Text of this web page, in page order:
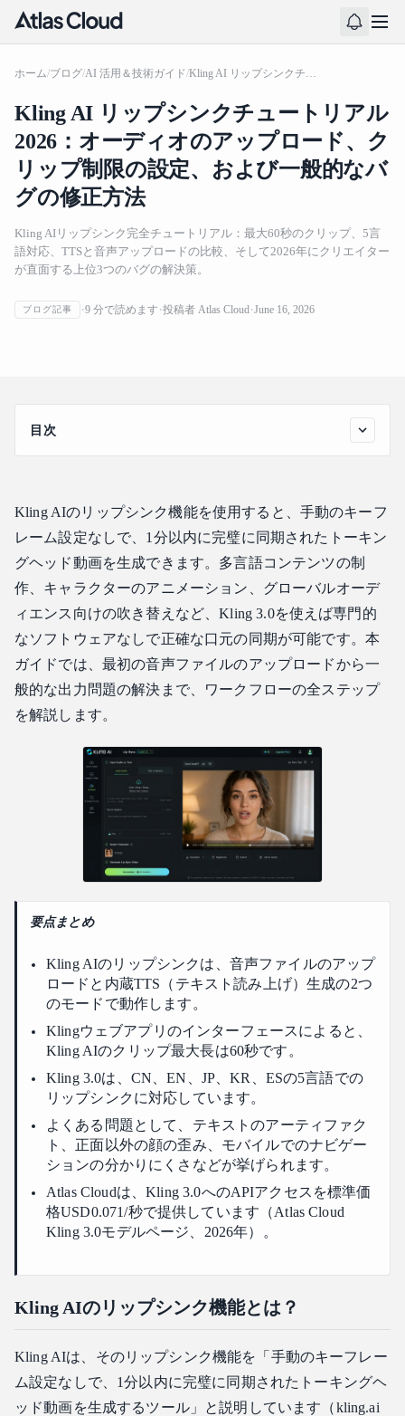
ホーム/ブログ/AI 活用＆技術ガイド/ Kling AI リップシンクチュートリアル 2026：オーディオのアップロード、クリップ制限の設定、および一般的なバグの修正方法
Kling AI リップシンクチュートリアル
2026：オーディオのアップロード、ク
リップ制限の設定、および一般的なバ
グの修正方法
Kling AIリップシンク完全チュートリアル：最大60秒のクリップ、5言
語対応、TTSと音声アップロードの比較、そして2026年にクリエイター
が直面する上位3つのバグの解決策。
ブログ記事 9 分で読めます 投稿者 Atlas Cloud June 16, 2026
Kling AI リップシンクチュートリアル 2026：オーディオ
のアップロード、クリップ制限の設定、および一般的な
目次
Kling AIのリップシンク機能とは？
イ・ステップ
Kling AIのクリップ最大長と入力要件
Kling AIリップシンク機能：言語、モード、およびKling
3.0の改良点
Kling 3.0における複数キャラクターの対話
よくあるKlingリップシンクの問題を解決する
Atlas Cloud APIとの統合
よくある質問
Kling AIはリップシンクができますか？
Kling AIのリップシンクは無料ですか？
Kling AIのリップシンクのクリップ最大長は？
Kling AIリップシンクはどの言語をサポートしていますか？
Kling AIリップシンクはモバイルで動作しますか？
Kling AIのリップシンク機能を使用すると、手動のキーフ
レーム設定なしで、1分以内に完璧に同期されたトーキン
グヘッド動画を生成できます。多言語コンテンツの制
作、キャラクターのアニメーション、グローバルオーデ
ィエンス向けの吹き替えなど、Kling 3.0を使えば専門的
なソフトウェアなしで正確な口元の同期が可能です。本
ガイドでは、最初の音声ファイルのアップロードから一
般的な出力問題の解決まで、ワークフローの全ステップ
を解説します。
要点まとめ
Kling AIのリップシンクは、音声ファイルのアップ
ロードと内蔵TTS（テキスト読み上げ）生成の2つ
のモードで動作します。
Klingウェブアプリのインターフェースによると、
Kling AIのクリップ最大長は60秒です。
Kling 3.0は、CN、EN、JP、KR、ESの5言語での
リップシンクに対応しています。
よくある問題として、テキストのアーティファク
ト、正面以外の顔の歪み、モバイルでのナビゲー
ションの分かりにくさなどが挙げられます。
Atlas Cloudは、Kling 3.0へのAPIアクセスを標準価
格USD0.071/秒で提供しています（Atlas Cloud
Kling 3.0モデルページ、2026年）。
Kling AIのリップシンク機能とは？
Kling AIは、そのリップシンク機能を「手動のキーフレー
ム設定なしで、1分以内に完璧に同期されたトーキングヘ
ッド動画を生成するツール」と説明しています（kling.ai